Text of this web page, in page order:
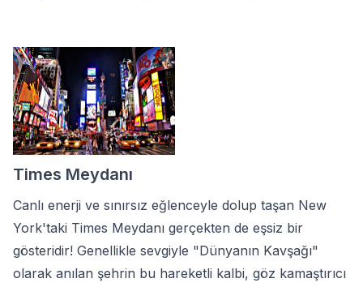
Times Meydanı
Canlı enerji ve sınırsız eğlenceyle dolup taşan New
York'taki Times Meydanı gerçekten de eşsiz bir
gösteridir! Genellikle sevgiyle "Dünyanın Kavşağı"
olarak anılan şehrin bu hareketli kalbi, göz kamaştırıcı